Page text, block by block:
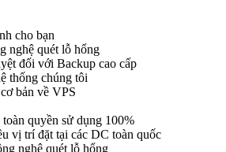
cho bạn
nghệ quét lỗ hổng
đối với Backup cao cấp
thống chúng tôi
bản về VPS
quyền sử dụng 100%
vị trí đặt tại các DC toàn quốc
nghệ quét lỗ hổng